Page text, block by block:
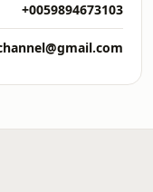
+0059894673103